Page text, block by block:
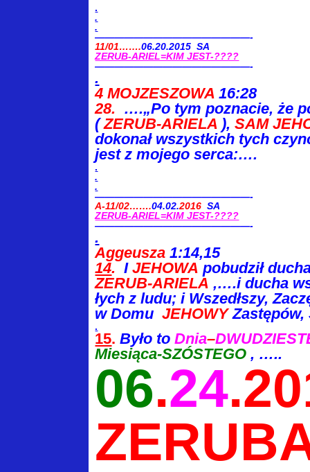
.
.
.
————————————————-
11/01…….06.20.2015 SA
ZERUB-ARIEL=KIM JEST-????
————————————————-
.
4 MOJZESZOWA16:28
28. ….„Po tym poznacie, że
(ZERUB-ARIELA ),SAM
dokonał wszystkich tych
jest z mojego serca:….
.
.
.
————————————————-
A-11/02…….04.02.2016 SA
ZERUB-ARIEL=KIM JEST-????
————————————————-
.
Aggeusza 1:14,15
14. IJEHOWA pobudził
ZERUB-ARIELA ,….i ducha
łychz ludu; i Wszedłszy,
w DomuJEHOWYZastępów,
.
15. Było toDnia–
Miesiąca-SZÓSTEGO , …..
06.24